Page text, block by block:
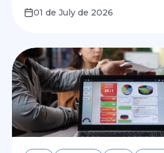
01 de July de 2026